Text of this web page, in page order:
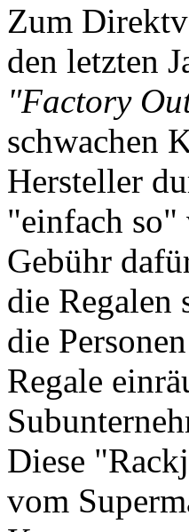
Zum
den letzten
"Factory
schwachen
Hersteller
"einfach so"
Gebühr
die Regalen
die
Regale
Diese
vom